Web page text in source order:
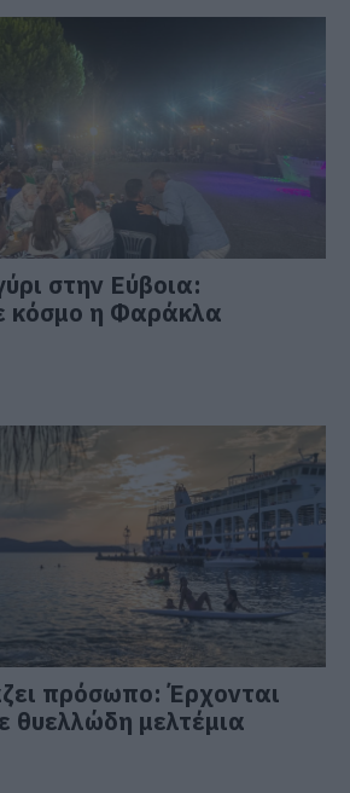
στην Εύβοια:
κόσμο η Φαράκλα
πρόσωπο: Έρχονται
θυελλώδη μελτέμια